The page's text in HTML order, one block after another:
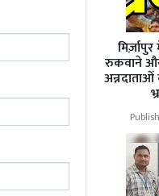
को जेल
रुकवाने
अन्नदाताओं